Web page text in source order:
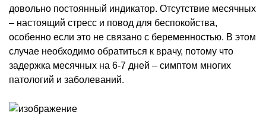
довольно постоянный индикатор. Отсутствие месячных
– настоящий стресс и повод для беспокойства,
особенно если это не связано с беременностью. В этом
случае необходимо обратиться к врачу, потому что
задержка месячных на 6-7 дней – симптом многих
патологий и заболеваний.